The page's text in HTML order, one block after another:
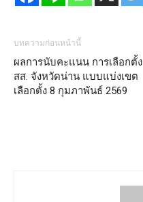
บทความก่อนหน้านี้
ผลการนับคะแนน การเลือกตั้ง
สส. จังหวัดน่าน แบบแบ่งเขต
เลือกตั้ง 8 กุมภาพันธ์ 2569